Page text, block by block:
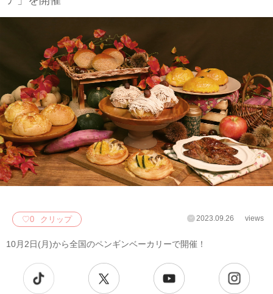
♡0 クリップ 2023.09.26 views
10月2日(月)から全国のペンギンベーカリーで開催！